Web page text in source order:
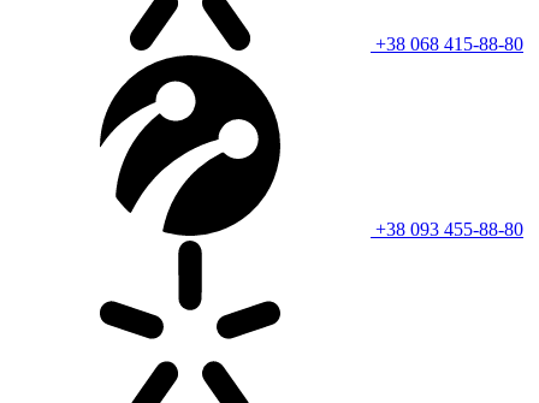
+38 068 415-88-80
+38 093 455-88-80